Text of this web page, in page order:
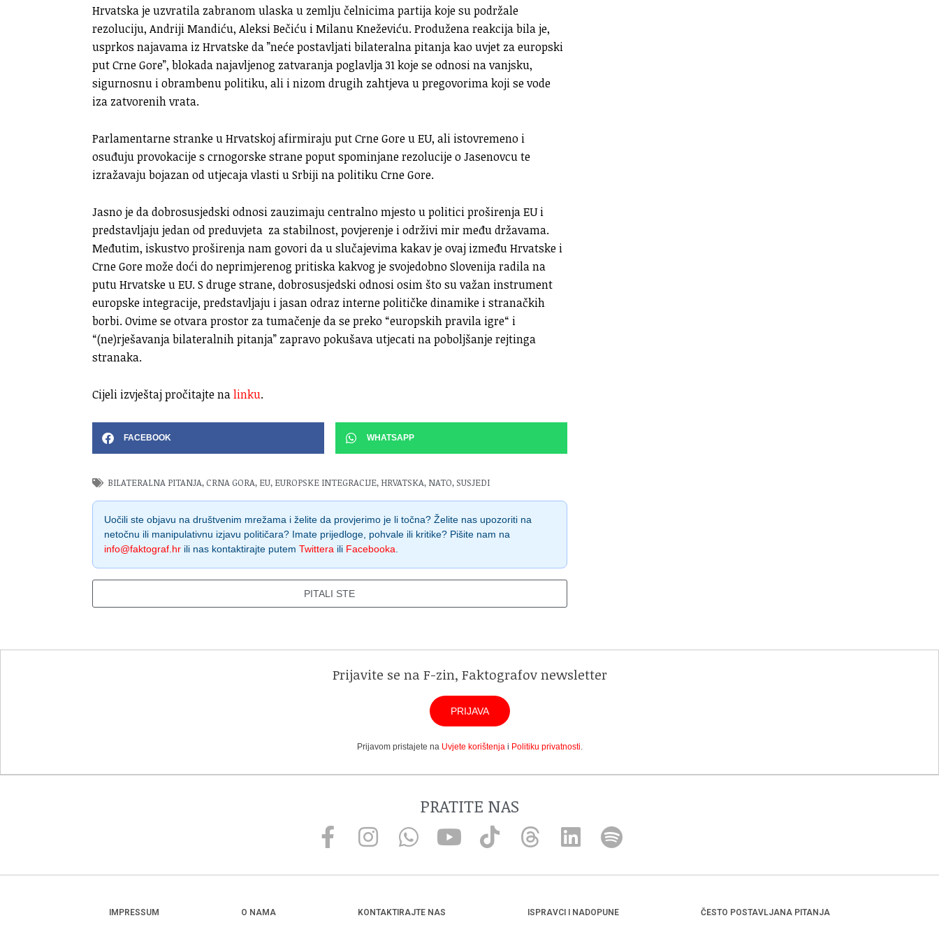
Hrvatska je uzvratila zabranom ulaska u zemlju čelnicima partija koje su podržale
rezoluciju, Andriji Mandiću, Aleksi Bečiću i Milanu Kneževiću. Produžena reakcija bila je,
usprkos najavama iz Hrvatske da ”neće postavljati bilateralna pitanja kao uvjet za europski
put Crne Gore”, blokada najavljenog zatvaranja poglavlja 31 koje se odnosi na vanjsku,
sigurnosnu i obrambenu politiku, ali i nizom drugih zahtjeva u pregovorima koji se vode
iza zatvorenih vrata.
Parlamentarne stranke u Hrvatskoj afirmiraju put Crne Gore u EU, ali istovremeno i
osuđuju provokacije s crnogorske strane poput spominjane rezolucije o Jasenovcu te
izražavaju bojazan od utjecaja vlasti u Srbiji na politiku Crne Gore.
Jasno je da dobrosusjedski odnosi zauzimaju centralno mjesto u politici proširenja EU i
predstavljaju jedan od preduvjeta za stabilnost, povjerenje i održivi mir među državama.
Međutim, iskustvo proširenja nam govori da u slučajevima kakav je ovaj između Hrvatske i
Crne Gore može doći do neprimjerenog pritiska kakvog je svojedobno Slovenija radila na
putu Hrvatske u EU. S druge strane, dobrosusjedski odnosi osim što su važan instrument
europske integracije, predstavljaju i jasan odraz interne političke dinamike i stranačkih
borbi. Ovime se otvara prostor za tumačenje da se preko “europskih pravila igre“ i
“(ne)rješavanja bilateralnih pitanja” zapravo pokušava utjecati na poboljšanje rejtinga
stranaka.
Cijeli izvještaj pročitajte nalinku.
FACEBOOK WHATSAPP
BILATERALNA PITANJA,CRNA GORA, EU, EUROPSKE INTEGRACIJE, HRVATSKA, NATO, SUSJEDI
Uočili ste objavu na društvenim mrežama i želite da provjerimo je li točna? Želite nas upozoriti na
netočnu ili manipulativnu izjavu političara? Imate prijedloge, pohvale ili kritike? Pišite nam na
info@faktograf.hr ili nas kontaktirajte putem Twittera ili Facebooka
PITALI STE
Prijavite se na F-zin, Faktografov newsletter
PRIJAVA
Prijavom pristajete na Uvjete korištenja i Politiku privatnosti
PRATITE NAS
IMPRESSUM O NAMA KONTAKTIRAJTE NAS ISPRAVCI I NADOPUNE ČESTO POSTAVLJANA PITANJA